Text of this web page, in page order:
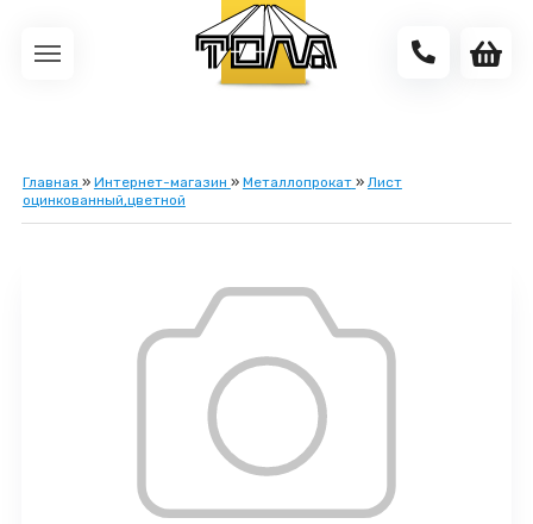
Главная » Интернет-магазин » Металлопрокат » Лист
оцинкованный,цветной